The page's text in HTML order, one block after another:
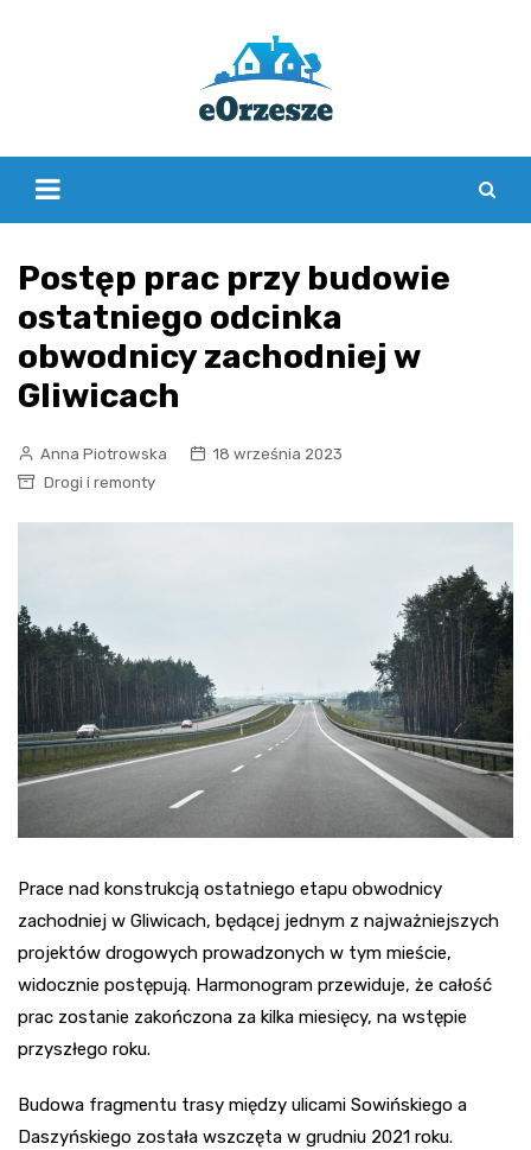
Postęp prac przy budowie
ostatniego odcinka
obwodnicy zachodniej w
Gliwicach
Anna Piotrowska
18 września 2023
Drogi i remonty
Prace nad konstrukcją ostatniego etapu obwodnicy
zachodniej w Gliwicach, będącej jednym z najważniejszych
projektów drogowych prowadzonych w tym mieście,
widocznie postępują. Harmonogram przewiduje, że całość
prac zostanie zakończona za kilka miesięcy, na wstępie
przyszłego roku.
Budowa fragmentu trasy między ulicami Sowińskiego a
Daszyńskiego została wszczęta w grudniu 2021 roku.